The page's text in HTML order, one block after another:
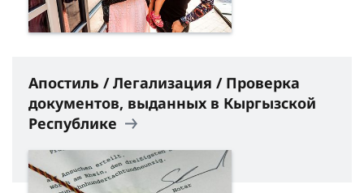
Апостиль / Легализация / Проверка
документов, выданных в Кыргызской
Республике